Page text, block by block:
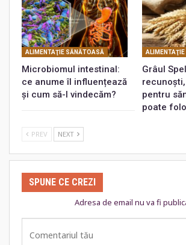
ALIMENTAŢIE SĂNĂTOASĂ
Microbiomul intestinal:
ce anume îl influențează
și cum să-l vindecăm?
Grâul
pentru
poate
PREV NEXT
SPUNE CE CREZI
Adresa de email nu va fi